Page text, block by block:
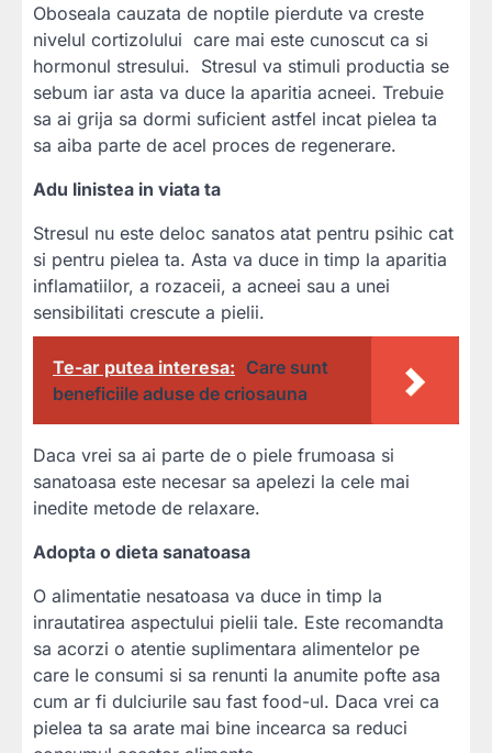
Oboseala cauzata de noptile pierdute va creste
nivelul cortizolului care mai este cunoscut ca si
hormonul stresului. Stresul va stimuli productia se
sebum iar asta va duce la aparitia acneei. Trebuie
sa ai grija sa dormi suficient astfel incat pielea ta
sa aiba parte de acel proces de regenerare.
Adu linistea in viata ta
Stresul nu este deloc sanatos atat pentru psihic cat
si pentru pielea ta. Asta va duce in timp la aparitia
inflamatiilor, a rozaceii, a acneei sau a unei
sensibilitati crescute a pielii.
Te-ar putea interesa: Care sunt
beneficiile aduse de criosauna
Daca vrei sa ai parte de o piele frumoasa si
sanatoasa este necesar sa apelezi la cele mai
inedite metode de relaxare.
Adopta o dieta sanatoasa
O alimentatie nesatoasa va duce in timp la
inrautatirea aspectului pielii tale. Este recomandta
sa acorzi o atentie suplimentara alimentelor pe
care le consumi si sa renunti la anumite pofte asa
cum ar fi dulciurile sau fast food-ul. Daca vrei ca
pielea ta sa arate mai bine incearca sa reduci